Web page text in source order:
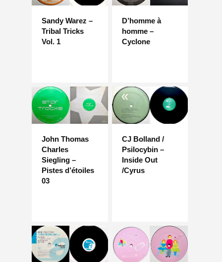
Sandy Warez –
Tribal Tricks
Vol. 1
D’homme à
homme –
Cyclone
John Thomas
Charles
Siegling –
Pistes d’étoiles
03
CJ Bolland /
Psilocybin –
Inside Out
/Cyrus